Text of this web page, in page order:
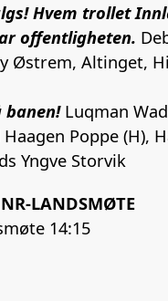
Hvem trollet
offentligheten.
Østrem, Altinget,
banen!Luqman
Haagen Poppe (H),
Yngve Storvik
LANDSMØTE
14:15